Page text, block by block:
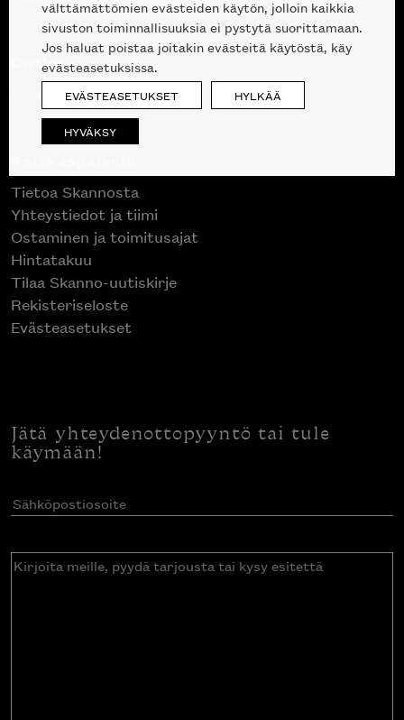
Outlet
Poistuvat mallikappaleet
Tietoa Skannosta
Yhteystiedot ja tiimi
Ostaminen ja toimitusajat
Hintatakuu
Tilaa Skanno-uutiskirje
Rekisteriseloste
Evästeasetukset
Jätä yhteydenottopyyntö tai tule
käymään!
Sähköpostiosoite(Pakollinen)
Kirjoita
välttämättömien evästeiden käytön, jolloin kaikkia
sivuston toiminnallisuuksia ei pystytä suorittamaan.
Jos haluat poistaa joitakin evästeitä käytöstä, käy
evästeasetuksissa.
EVÄSTEASETUKSET HYLKÄÄ
HYVÄKSY